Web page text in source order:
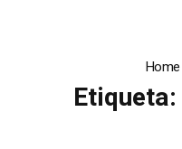
Home
Etiqueta: